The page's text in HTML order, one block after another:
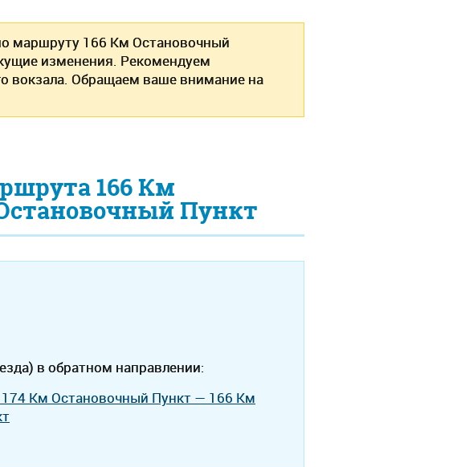
маршруту 166 Км Остановочный
изменения. Рекомендуем
вокзала. Обращаем ваше внимание на
166 Км
Пункт
в обратном направлении:
174 Км Остановочный Пункт — 166 Км